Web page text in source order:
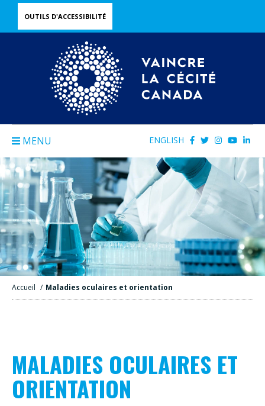
Skip
to
OUTILS D'ACCESSIBILITÉ
MENU ENGLISH
Accueil / Maladies oculaires et orientation
MALADIES OCULAIRES ET
ORIENTATION